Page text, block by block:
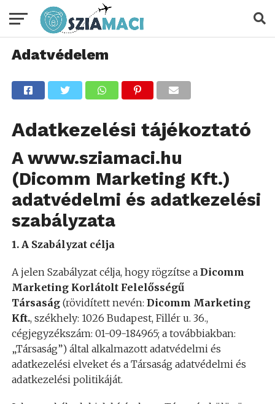
Adatvédelem
Adatkezelési tájékoztató
A www.sziamaci.hu
(Dicomm Marketing Kft.)
adatvédelmi és adatkezelési
szabályzata
1. A Szabályzat célja
A jelen Szabályzat célja, hogy rögzítse a Dicomm
Marketing Korlátolt Felelősségű
Társaság(rövidített nevén: Dicomm Marketing
Kft., székhely: 1026 Budapest, Fillér u. 36.,
cégjegyzékszám: 01-09-184965; a továbbiakban:
„Társaság”) által alkalmazott adatvédelmi és
adatkezelési elveket és a Társaság adatvédelmi és
adatkezelési politikáját.